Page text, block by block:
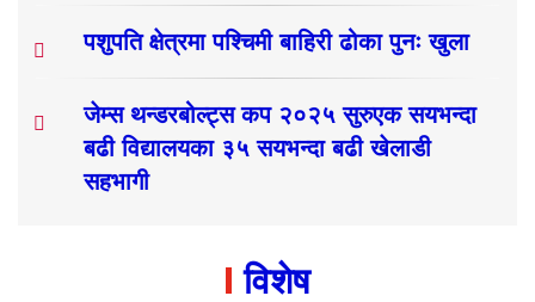
पशुपति क्षेत्रमा पश्चिमी बाहिरी ढोका पुनः खुला
जेम्स थन्डरबोल्ट्स कप २०२५ सुरुएक सयभन्दा
बढी विद्यालयका ३५ सयभन्दा बढी खेलाडी
सहभागी
विशेष